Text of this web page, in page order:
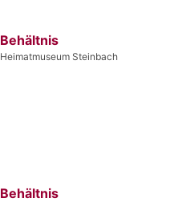
Behältnis
Heimatmuseum Steinbach
Behältnis